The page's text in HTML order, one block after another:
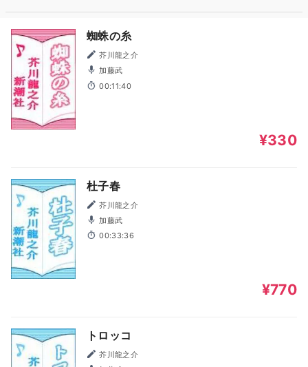
蜘蛛の糸
芥川龍之介
加藤武
00:11:40
¥330
杜子春
芥川龍之介
加藤武
00:33:36
¥770
トロッコ
芥川龍之介